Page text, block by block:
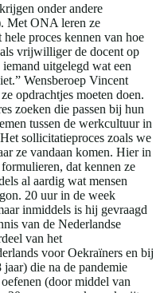
onder andere
Met ONA leren ze
proces kennen van hoe
vrijwilliger de docent op
uitgelegd wat een
Wensberoep Vincent
opdrachtjes moeten doen.
zoeken die passen bij hun
tussen de werkcultuur in
sollicitatieproces zoals we
ze vandaan komen. Hier in
dat kennen ze
al aardig wat mensen
20 uur in de week
inmiddels is hij gevraagd
van de Nederlandse
van het
voor Oekraïners en bij
die na de pandemie
(door middel van